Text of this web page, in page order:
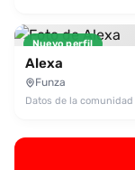
Nuevo perfil
Alexa
Funza
Datos de la comunidad